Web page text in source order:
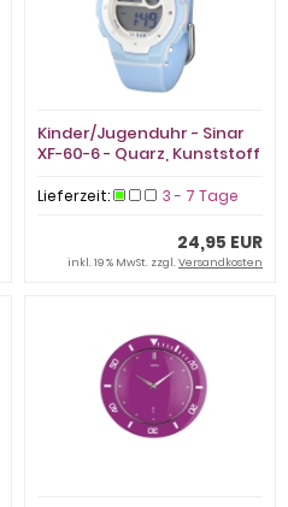
Kinder/Jugenduhr - Sinar
XF-60-6 - Quarz, Kunststoff
Lieferzeit: 3 - 7 Tage
24,95 EUR
inkl. 19 % MwSt. zzgl.Versandkosten